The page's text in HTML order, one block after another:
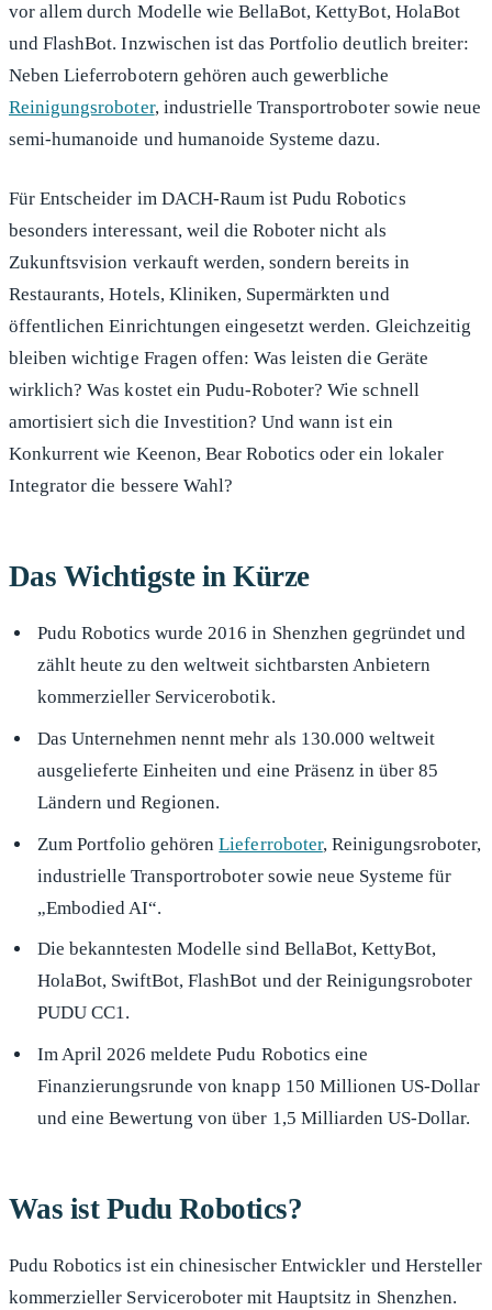
vor allem durch Modelle wie BellaBot, KettyBot, HolaBot
und FlashBot. Inzwischen ist das Portfolio deutlich breiter:
Neben Lieferrobotern gehören auch gewerbliche
Reinigungsroboter, industrielle Transportroboter sowie neue
semi-humanoide und humanoide Systeme dazu.
Für Entscheider im DACH-Raum ist Pudu Robotics
besonders interessant, weil die Roboter nicht als
Zukunftsvision verkauft werden, sondern bereits in
Restaurants, Hotels, Kliniken, Supermärkten und
öffentlichen Einrichtungen eingesetzt werden. Gleichzeitig
bleiben wichtige Fragen offen: Was leisten die Geräte
wirklich? Was kostet ein Pudu-Roboter? Wie schnell
amortisiert sich die Investition? Und wann ist ein
Konkurrent wie Keenon, Bear Robotics oder ein lokaler
Integrator die bessere Wahl?
Das Wichtigste in Kürze
Pudu Robotics wurde 2016 in Shenzhen gegründet und
zählt heute zu den weltweit sichtbarsten Anbietern
kommerzieller Servicerobotik.
Das Unternehmen nennt mehr als 130.000 weltweit
ausgelieferte Einheiten und eine Präsenz in über 85
Ländern und Regionen.
Zum Portfolio gehörenLieferroboter, Reinigungsroboter,
industrielle Transportroboter sowie neue Systeme für
„Embodied AI“.
Die bekanntesten Modelle sind BellaBot, KettyBot,
HolaBot, SwiftBot, FlashBot und der Reinigungsroboter
PUDU CC1.
Im April 2026 meldete Pudu Robotics eine
Finanzierungsrunde von knapp 150 Millionen US-Dollar
und eine Bewertung von über 1,5 Milliarden US-Dollar.
Was ist Pudu Robotics?
Pudu Robotics ist ein chinesischer Entwickler und Hersteller
kommerzieller Serviceroboter mit Hauptsitz in Shenzhen.